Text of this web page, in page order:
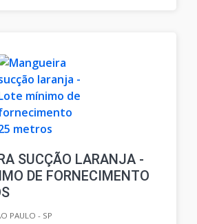
SUCÇÃO LARANJA -
DE FORNECIMENTO
PAULO - SP